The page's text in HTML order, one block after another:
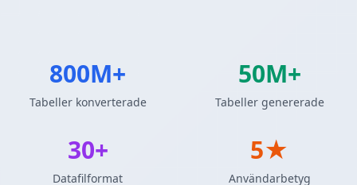
800M+
Tabeller konverterade
50M+
Tabeller genererade
30+
Datafilformat
5★
Användarbetyg